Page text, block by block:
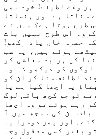
ہر وقت لطیفے! خود بھی
سناتا ہے اور
ہنساتا
طرح ہوتا ہے؟ میں نے
اس طرح نہیں بات
حمزہ خان یاد رکھو!
ہوئے ہیں ،
یہ سب
کی ہر بد معاشی کر
کو دیکھو کہ وہ
لطائف سنا کر ان کو
یہ اچھا کیا
ہ ے یا
تو جو کچھ باقی لوگ
کر رہے ہوتے تو وہ اچھا
بات ان کی سمجھ میں آ
اور پھر
دوسرا یہ
بغیر کسی معقول وجہ